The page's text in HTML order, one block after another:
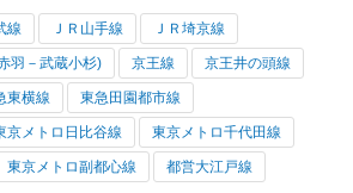
線 ＪＲ山手線 ＪＲ埼京線
羽－武蔵小杉) 京王線 京王井の頭線
東横線 東急田園都市線
京メトロ日比谷線 東京メトロ千代田線
東京メトロ副都心線 都営大江戸線